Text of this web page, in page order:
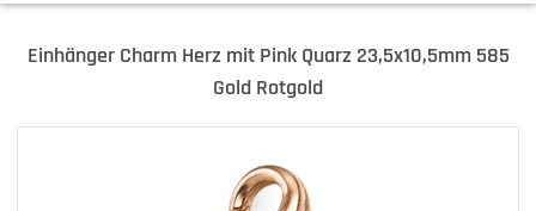
Einhänger Charm Herz mit Pink Quarz 23,5x10,5mm 585
Gold Rotgold